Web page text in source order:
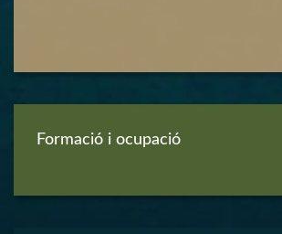
Formació i ocupació